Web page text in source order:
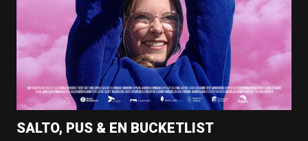
SALTO, PUS & EN BUCKETLIST